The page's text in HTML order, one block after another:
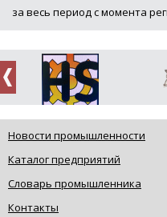
за весь период с момента
Новости промышленности
Каталог предприятий
Словарь промышленника
Контакты